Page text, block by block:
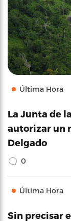
Última Hora
La Junta de
autorizar un
Delgado
0
Última Hora
Sin precisar